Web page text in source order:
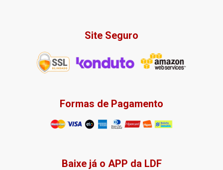
Site Seguro
Formas de Pagamento
Baixe já o APP da LDF